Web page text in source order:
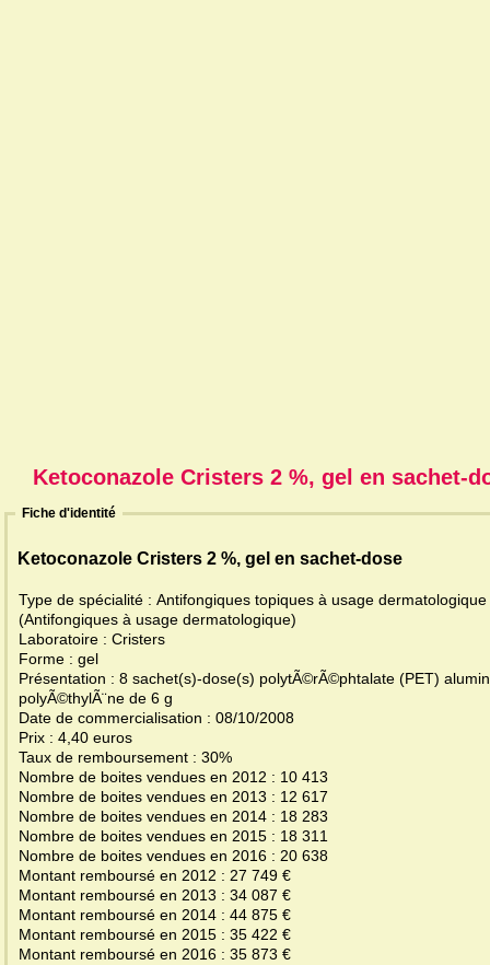
Ketoconazole Cristers 2 %, gel en sachet-
Fiche d'identité
Ketoconazole Cristers 2 %, gel en sachet-dose
Type de spécialité : Antifongiques topiques à usage dermatologique
(Antifongiques à usage dermatologique)
Laboratoire : Cristers
Forme : gel
Présentation : 8 sachet(s)-dose(s) polytÃ©rÃ©phtalate (PET)
polyÃ©thylÃ¨ne de 6 g
Date de commercialisation : 08/10/2008
Prix : 4,40 euros
Taux de remboursement : 30%
Nombre de boites vendues en 2012 : 10 413
Nombre de boites vendues en 2013 : 12 617
Nombre de boites vendues en 2014 : 18 283
Nombre de boites vendues en 2015 : 18 311
Nombre de boites vendues en 2016 : 20 638
Montant remboursé en 2012 : 27 749 €
Montant remboursé en 2013 : 34 087 €
Montant remboursé en 2014 : 44 875 €
Montant remboursé en 2015 : 35 422 €
Montant remboursé en 2016 : 35 873 €